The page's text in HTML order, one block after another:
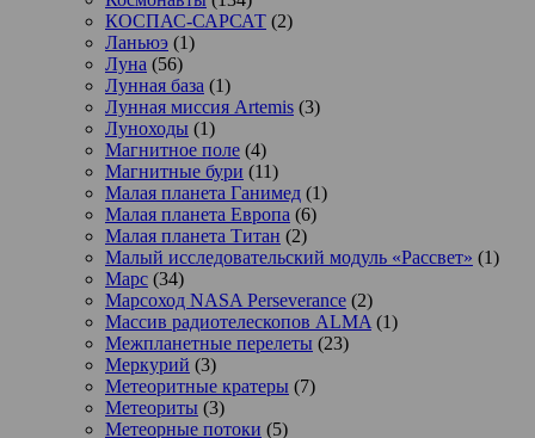
КОСПАС-САРСАТ (2)
Ланьюэ (1)
Луна (56)
Лунная база (1)
Лунная миссия Artemis (3)
Луноходы (1)
Магнитное поле (4)
Магнитные бури (11)
Малая планета Ганимед (1)
Малая планета Европа (6)
Малая планета Титан (2)
Малый исследовательский модуль «Рассвет» (1)
Марс (34)
Марсоход NASA Perseverance (2)
Массив радиотелескопов ALMA (1)
Межпланетные перелеты (23)
Меркурий (3)
Метеоритные кратеры (7)
Метеориты (3)
Метеорные потоки (5)